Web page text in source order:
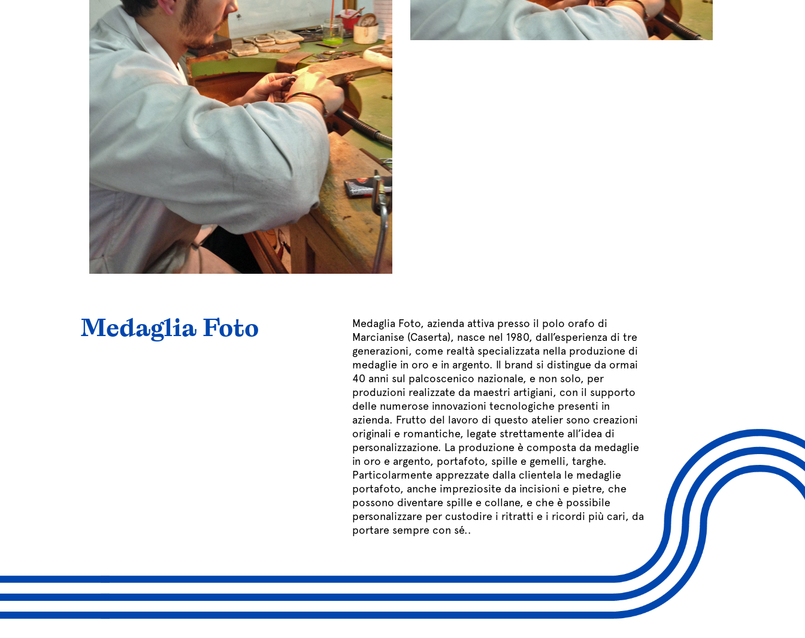
Medaglia Foto
Medaglia Foto, azienda attiva presso il polo orafo di
Marcianise (Caserta), nasce nel 1980, dall’esperienza di tre
generazioni, come realtà specializzata nella produzione di
medaglie in oro e in argento. Il brand si distingue da ormai
40 anni sul palcoscenico nazionale, e non solo, per
produzioni realizzate da maestri artigiani, con il supporto
delle numerose innovazioni tecnologiche presenti in
azienda. Frutto del lavoro di questo atelier sono creazioni
originali e romantiche, legate strettamente all’idea di
personalizzazione. La produzione è composta da medaglie
in oro e argento, portafoto, spille e gemelli, targhe.
Particolarmente apprezzate dalla clientela le medaglie
portafoto, anche impreziosite da incisioni e pietre, che
possono diventare spille e collane, e che è possibile
personalizzare per custodire i ritratti e i ricordi più cari, da
portare sempre con sé..